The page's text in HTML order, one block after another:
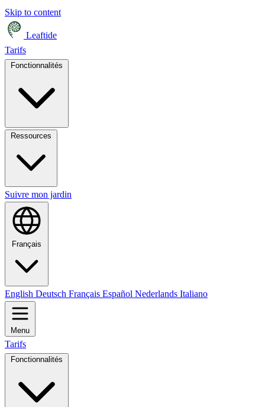
Skip to content
Leaftide
Tarifs
Suivre mon jardin
Français
English Deutsch Français Español Nederlands Italiano
Menu
Tarifs
Fonctionnalités